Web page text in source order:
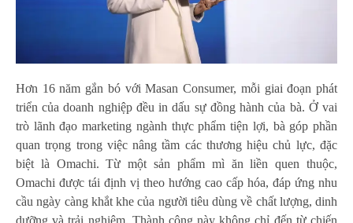
Hơn 16 năm gắn bó với Masan Consumer, mỗi giai đoạn phát
triển của doanh nghiệp đều in dấu sự đồng hành của bà. Ở vai
trò lãnh đạo marketing ngành thực phẩm tiện lợi, bà góp phần
quan trọng trong việc nâng tầm các thương hiệu chủ lực, đặc
biệt là Omachi. Từ một sản phẩm mì ăn liền quen thuộc,
Omachi được tái định vị theo hướng cao cấp hóa, đáp ứng nhu
cầu ngày càng khắt khe của người tiêu dùng về chất lượng, dinh